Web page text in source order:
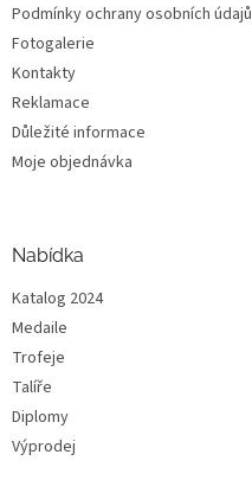
Podmínky ochrany osobních údajů
Fotogalerie
Kontakty
Reklamace
Důležité informace
Moje objednávka
Nabídka
Katalog 2024
Medaile
Trofeje
Talíře
Diplomy
Výprodej